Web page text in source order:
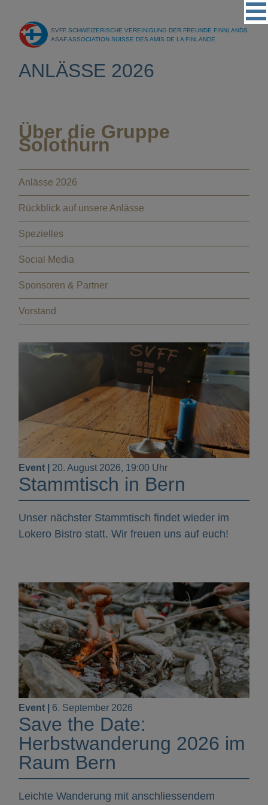
ANLÄSSE 2026
SVFF SCHWEIZERISCHE VEREINIGUNG DER FREUNDE FINNLANDS
ASAFASSOCIATION SUISSE DES AMIS DE LA FINLANDE
Regionalgruppen
Events
Magazin
Event | 20. August 2026, 19:00 Uhr
Stammtisch in Bern
Unser nächster Stammtisch findet wieder im
Lokero Bistro statt. Wir freuen uns auf euch!
Event | 6. September 2026
Save the Date:
Herbstwanderung 2026 im
Raum Bern
Leichte Wanderung mit anschliessendem
Über die Gruppe
Solothurn
Anlässe 2026
Rückblick auf unsere Anlässe
Spezielles
Social Media
Sponsoren & Partner
Vorstand